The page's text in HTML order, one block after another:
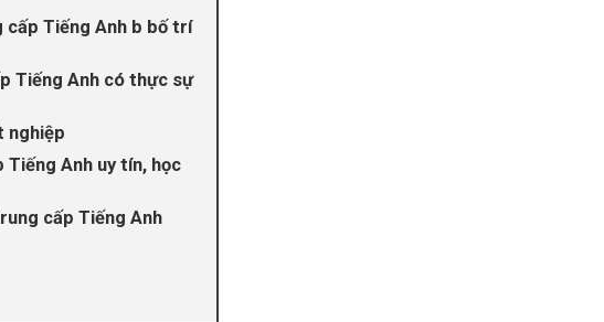
cấp Tiếng Anh b bố trí
Tiếng Anh có thực sự
nghiệp
Tiếng Anh uy tín, học
cấp Tiếng Anh